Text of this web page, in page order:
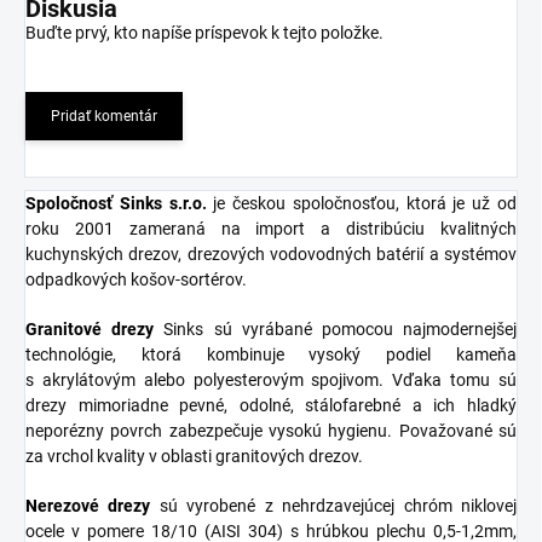
Diskusia
Buďte prvý, kto napíše príspevok k tejto položke.
Pridať komentár
Spoločnosť Sinks s.r.o. je českou spoločnosťou, ktorá je už od
roku 2001 zameraná na import a distribúciu kvalitných
kuchynských drezov, drezových vodovodných batérií a systémov
odpadkových košov-sortérov.
Granitové drezy Sinks sú vyrábané pomocou najmodernejšej
technológie, ktorá kombinuje vysoký podiel kameňa
s akrylátovým alebo polyesterovým spojivom. Vďaka tomu sú
drezy mimoriadne pevné, odolné, stálofarebné a ich hladký
neporézny povrch zabezpečuje vysokú hygienu. Považované sú
za vrchol kvality v oblasti granitových drezov.
Nerezové drezy sú vyrobené z nehrdzavejúcej chróm niklovej
ocele v pomere 18/10 (AISI 304) s hrúbkou plechu 0,5-1,2mm,